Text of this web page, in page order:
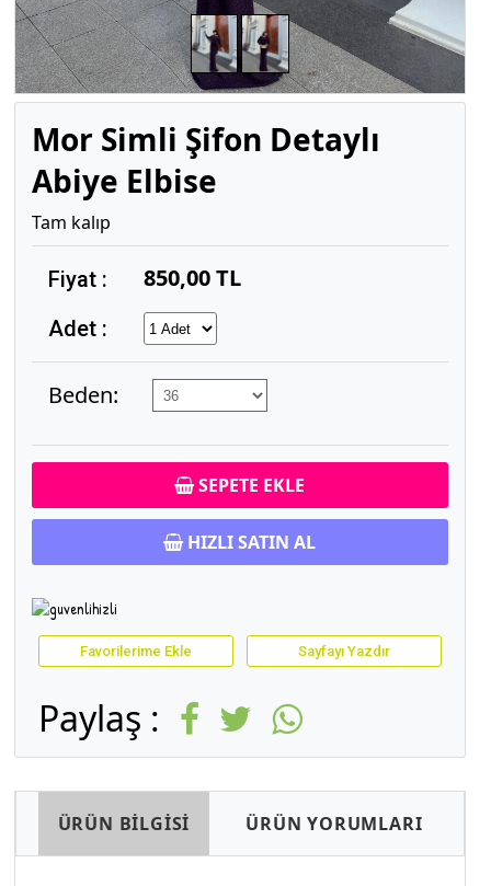
Mor Simli Şifon Detaylı
Abiye Elbise
Tam kalıp
Fiyat : 850,00 TL
Adet :
Beden:
SEPETE EKLE
HIZLI SATIN AL
Favorilerime Ekle Sayfayı Yazdır
Paylaş :
ÜRÜN BİLGİSİ ÜRÜN YORUMLARI